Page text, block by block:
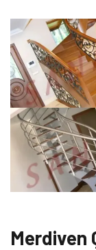
Merdiven